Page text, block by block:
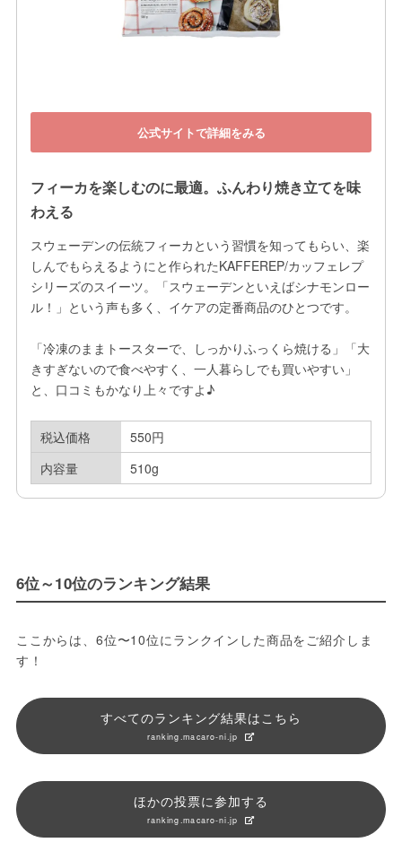
公式サイトで詳細をみる
フィーカを楽しむのに最適。ふんわり焼き立てを味
わえる
スウェーデンの伝統フィーカという習慣を知ってもらい、楽
しんでもらえるようにと作られたKAFFEREP/カッフェレプ
シリーズのスイーツ。「スウェーデンといえばシナモンロー
ル！」という声も多く、イケアの定番商品のひとつです。
「冷凍のままトースターで、しっかりふっくら焼ける」「大
きすぎないので食べやすく、一人暮らしでも買いやすい」
と、口コミもかなり上々ですよ♪
税込価格
550円
内容量
510g
6位～10位のランキング結果
ここからは、6位〜10位にランクインした商品をご紹介しま
す！
すべてのランキング結果はこちら
ranking.macaro-ni.jp
ほかの投票に参加する
ranking.macaro-ni.jp